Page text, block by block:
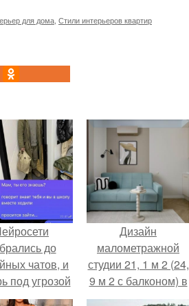
для дома Стили интерьеров квартир
до
чатов, и
под угрозой
нервы.
Дизайн
малометражной
студии 21, 1 м 2 (24,
9 м 2 с балконом) в
Краснодаре.